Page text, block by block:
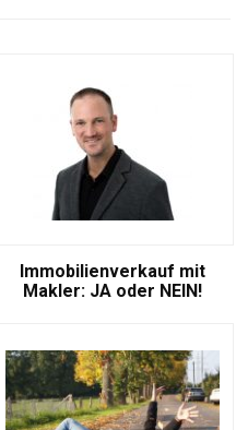
Immobilienverkauf mit
Makler: JA oder NEIN!